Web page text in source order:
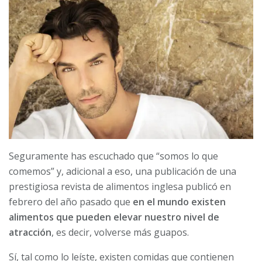
Seguramente has escuchado que “somos lo que
comemos” y, adicional a eso, una publicación de una
prestigiosa revista de alimentos inglesa publicó en
febrero del año pasado que en el mundo existen
alimentos que pueden elevar nuestro nivel de
atracción, es decir, volverse más guapos.
Sí, tal como lo leíste, existen comidas que contienen